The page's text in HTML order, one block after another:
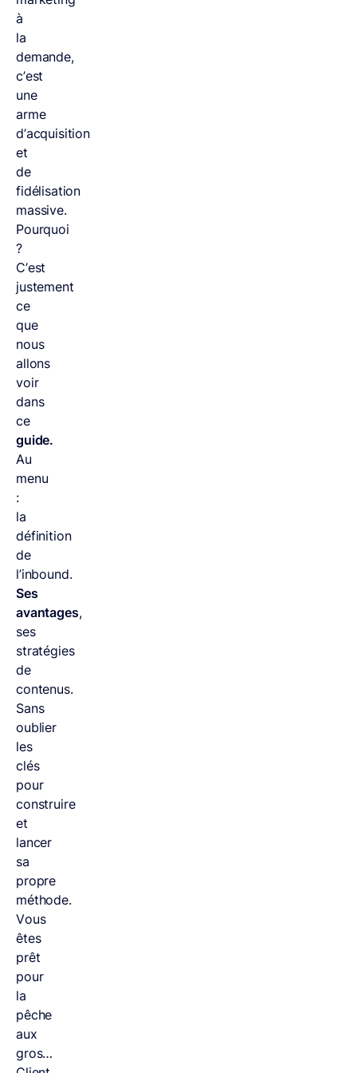
à
la
demande,
c’est
une
arme
d’acquisition
et
de
fidélisation
massive.
Pourquoi
?
C’est
justement
ce
que
nous
allons
voir
dans
ce
guide.
Au
menu
:
la
définition
de
l’inbound.
Ses
avantages,
ses
stratégies
de
contenus.
Sans
oublier
les
clés
pour
construire
et
lancer
sa
propre
méthode.
Vous
êtes
prêt
pour
la
pêche
aux
gros…